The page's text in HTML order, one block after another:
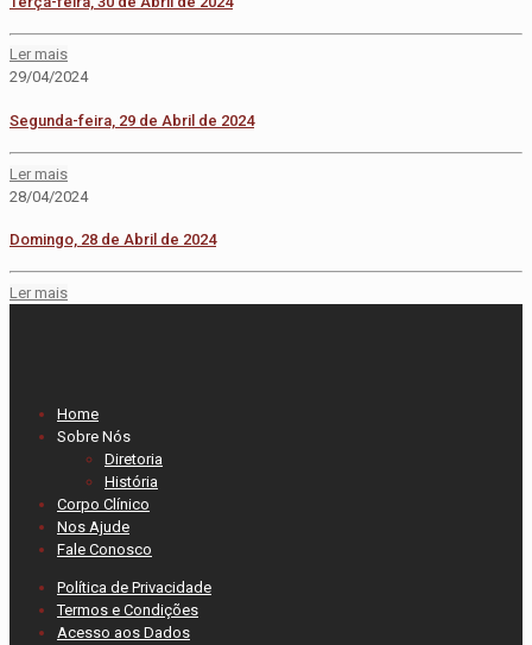
Ler mais
29/04/2024
Segunda-feira, 29 de Abril de 2024
Ler mais
28/04/2024
Domingo, 28 de Abril de 2024
Ler mais
Home
Sobre Nós
Diretoria
História
Corpo Clínico
Nos Ajude
Fale Conosco
Política de Privacidade
Termos e Condições
Acesso aos Dados